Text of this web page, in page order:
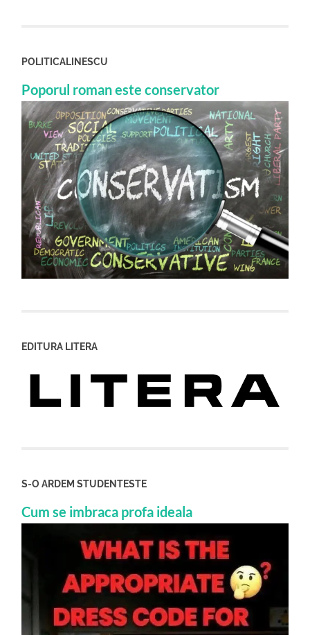
POLITICALINESCU
Poporul roman este conservator
EDITURA LITERA
S-O ARDEM STUDENTESTE
Cum se imbraca profa ideala